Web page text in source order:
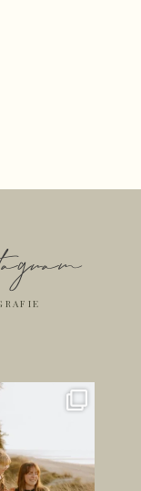
Bilder
dann, wenn...